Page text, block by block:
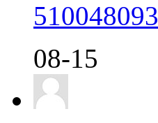
510048093
08-15